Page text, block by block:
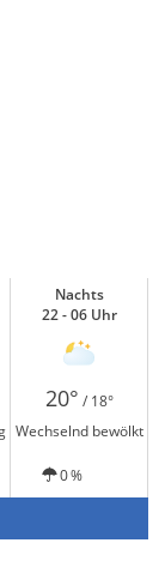
Nachts
22 - 06 Uhr
20° / 18°
Wechselnd bewölkt
0 %